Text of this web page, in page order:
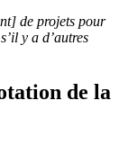
de projets pour
y a d’autres
de la